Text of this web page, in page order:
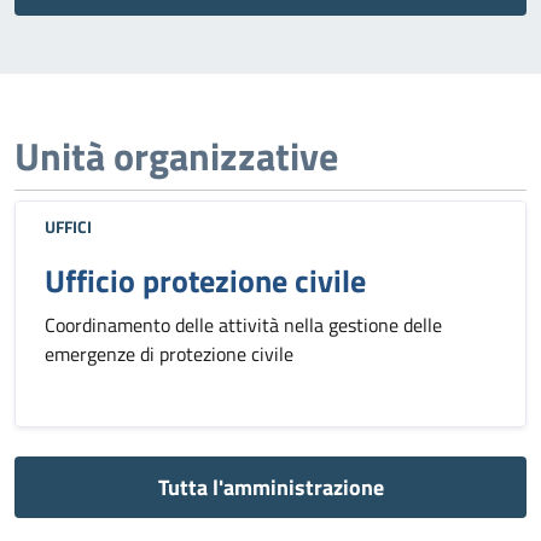
Unità organizzative
UFFICI
Ufficio protezione civile
Coordinamento delle attività nella gestione delle
emergenze di protezione civile
Tutta l'amministrazione